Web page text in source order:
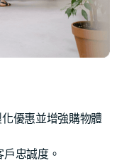
優惠並增強購物體
忠誠度。